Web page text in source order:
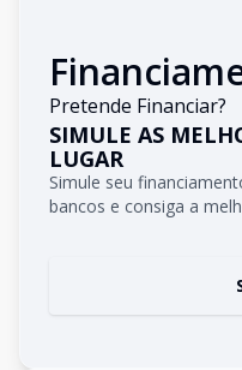
Pretende Financiar?
SIMULE AS
LUGAR
Simule seu
bancos e consiga a